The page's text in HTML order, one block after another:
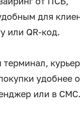
для
или QR-код.
удобнее
или в СМС.